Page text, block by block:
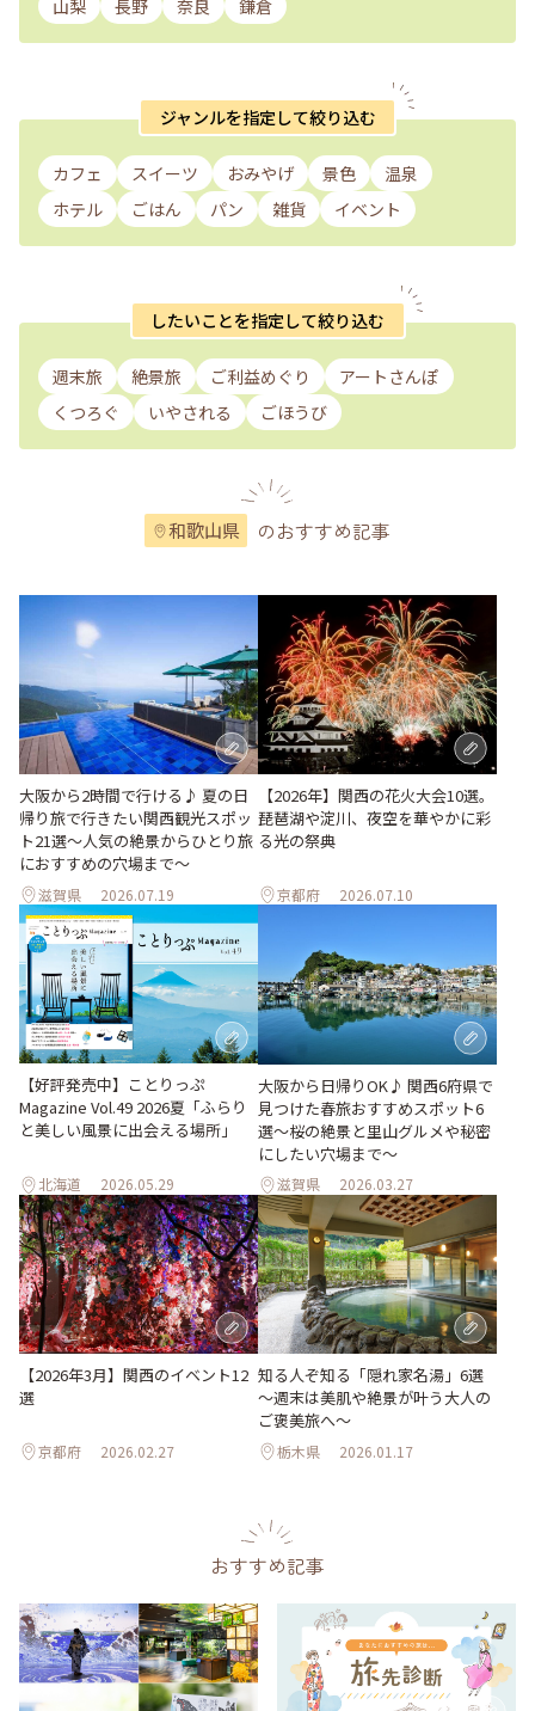
山梨 長野 奈良 鎌倉
ジャンルを指定して絞り込む
カフェ スイーツ おみやげ 景色
温泉
ホテル
ごはん パン 雑貨 イベント
したいことを指定して絞り込む
週末旅 絶景旅 ご利益めぐり
アートさんぽ
くつろぐ
いやされる ごほうび
和歌山県 のおすすめ記事
大阪から2時間で行ける♪ 夏の日
帰り旅で行きたい関西観光スポッ
ト21選～人気の絶景からひとり旅
におすすめの穴場まで～
滋賀県 2026.07.19
【2026年】関西の花火大会10選。
琵琶湖や淀川、夜空を華やかに彩
る光の祭典
京都府 2026.07.10
【好評発売中】ことりっぷ
Magazine Vol.49 2026夏「ふらり
と美しい風景に出会える場所」
北海道 2026.05.29
大阪から日帰りOK♪ 関西6府県で
見つけた春旅おすすめスポット6
選～桜の絶景と里山グルメや秘密
にしたい穴場まで～
滋賀県 2026.03.27
【2026年3月】関西のイベント12
選
京都府 2026.02.27
知る人ぞ知る「隠れ家名湯」6選
～週末は美肌や絶景が叶う大人の
ご褒美旅へ～
栃木県 2026.01.17
おすすめ記事